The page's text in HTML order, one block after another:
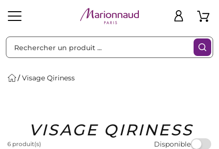
Solaire Homme Marques Idées
Cadeaux
Bons
Plans
Visage Qiriness
VISAGE QIRINESS
6 produit(s) Disponible
Filtres